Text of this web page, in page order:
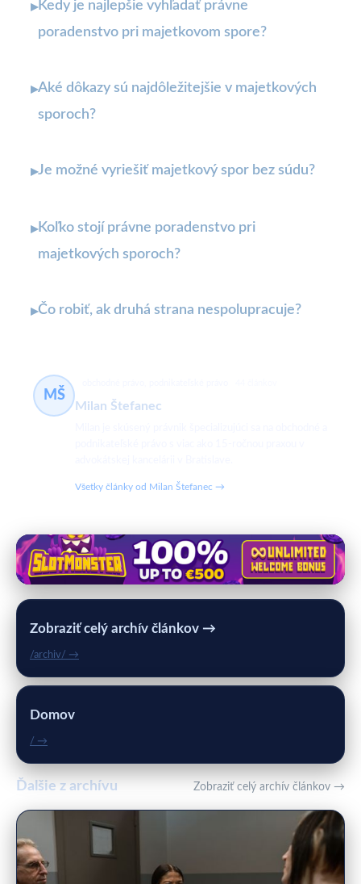
▸Kedy je najlepšie vyhľadať právne
poradenstvo pri majetkovom spore?
▸Aké dôkazy sú najdôležitejšie v majetkových
sporoch?
▸Je možné vyriešiť majetkový spor bez súdu?
▸Koľko stojí právne poradenstvo pri
majetkových sporoch?
▸Čo robiť, ak druhá strana nespolupracuje?
MŠ
Milan Štefanec
Všetky články od Milan Štefanec →
Zobraziť celý archív článkov →
/archiv/ →
Domov
/ →
Ďalšie z archívu Zobraziť celý archív článkov →